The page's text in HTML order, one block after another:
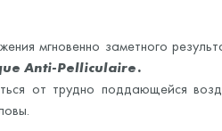
мгновенно заметного
Anti-Pelliculaire.
от трудно поддающейся